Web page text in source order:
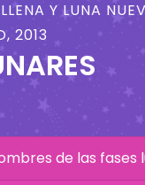
Y LUNA
2013
de las fases